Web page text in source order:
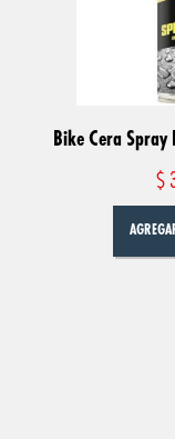
Bike Cera
$